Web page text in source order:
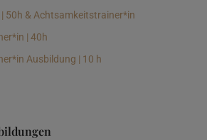
50h & Achtsamkeitstrainer*in
| 40h
Ausbildung | 10 h